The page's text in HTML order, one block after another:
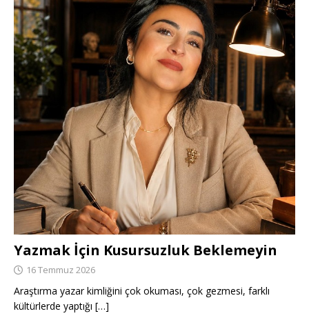
Yazmak İçin Kusursuzluk Beklemeyin
16 Temmuz 2026
Araştırma yazar kimliğini çok okuması, çok gezmesi, farklı
kültürlerde yaptığı […]